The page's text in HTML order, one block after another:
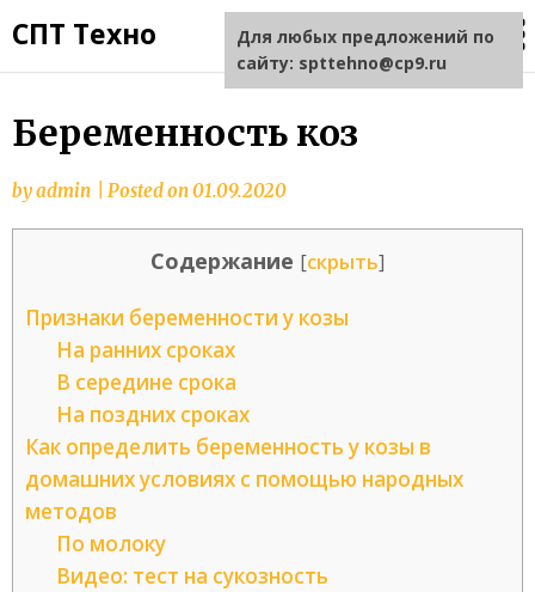
СПТ Техно
Беременность коз
byadmin Posted on01.09.2020
Содержание [скрыть]
Признаки беременности у козы
На ранних сроках
В середине срока
На поздних сроках
Как определить беременность у козы в
домашних условиях с помощью народных
методов
По молоку
Видео: тест на сукозность
Для любых предложений по
сайту: spttehno@cp9.ru